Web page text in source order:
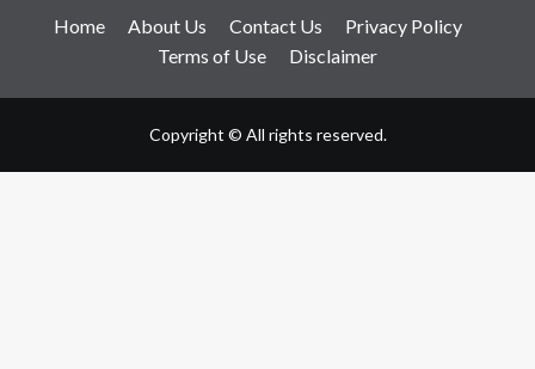
Home About Us Contact Us
Privacy Policy
Terms of Use
Disclaimer